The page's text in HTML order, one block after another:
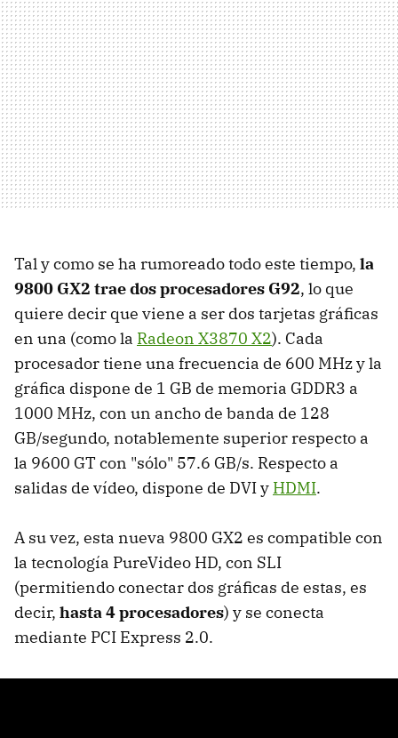
Tal y como se ha rumoreado todo este tiempo, la
9800 GX2 trae dos procesadores G92, lo que
quiere decir que viene a ser dos tarjetas gráficas
en una (como la Radeon X3870 X2). Cada
procesador tiene una frecuencia de 600 MHz y la
gráfica dispone de 1 GB de memoria GDDR3 a
1000 MHz, con un ancho de banda de 128
GB/segundo, notablemente superior respecto a
la 9600 GT con "sólo" 57.6 GB/s. Respecto a
salidas de vídeo, dispone de DVI y HDMI.
A su vez, esta nueva 9800 GX2 es compatible con
la tecnología PureVideo HD, con SLI
(permitiendo conectar dos gráficas de estas, es
decir, hasta 4 procesadores) y se conecta
mediante PCI Express 2.0.